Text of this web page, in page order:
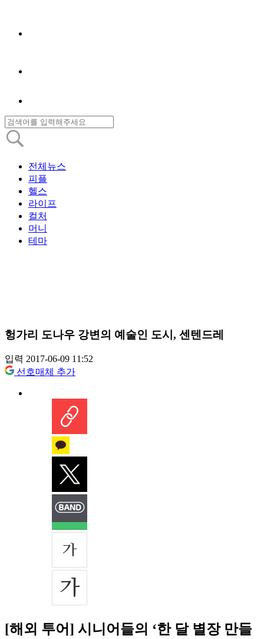
전체뉴스
피플
헬스
라이프
컬처
머니
테마
헝가리 도나우 강변의 예술인 도시, 센텐드레
입력 2017-06-09 11:52
선호매체 추가
[해외 투어] 시니어들의 ‘한 달 별장 만들